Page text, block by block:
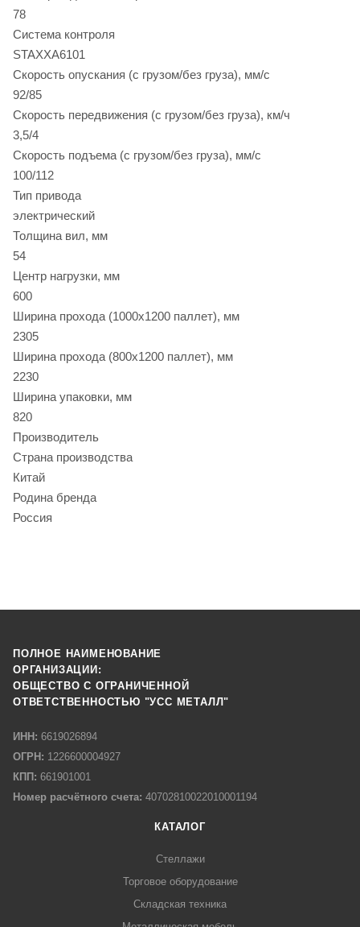
78
Система контроля
STAXXA6101
Скорость опускания (с грузом/без груза), мм/с
92/85
Скорость передвижения (с грузом/без груза), км/ч
3,5/4
Скорость подъема (с грузом/без груза), мм/с
100/112
Тип привода
электрический
Толщина вил, мм
54
Центр нагрузки, мм
600
Ширина прохода (1000х1200 паллет), мм
2305
Ширина прохода (800х1200 паллет), мм
2230
Ширина упаковки, мм
820
Производитель
Страна производства
Китай
Родина бренда
Россия
ПОЛНОЕ НАИМЕНОВАНИЕ
ОРГАНИЗАЦИИ:
ОБЩЕСТВО С ОГРАНИЧЕННОЙ
ОТВЕТСТВЕННОСТЬЮ "УСС МЕТАЛЛ"
ИНН: 6619026894
ОГРН: 1226600004927
КПП: 661901001
Номер расчётного счета: 40702810022010001194
КАТАЛОГ
Стеллажи
Торговое оборудование
Складская техника